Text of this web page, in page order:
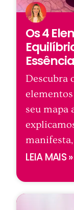
Os 4
Essência
Descubra
seu mapa
manifesta,
LEIA MAIS »